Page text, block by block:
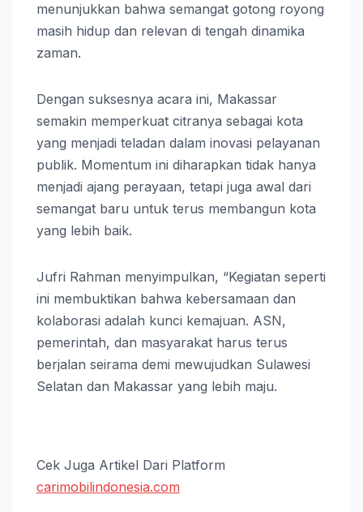
menunjukkan bahwa semangat gotong royong
masih hidup dan relevan di tengah dinamika
zaman.
Dengan suksesnya acara ini, Makassar
semakin memperkuat citranya sebagai kota
yang menjadi teladan dalam inovasi pelayanan
publik. Momentum ini diharapkan tidak hanya
menjadi ajang perayaan, tetapi juga awal dari
semangat baru untuk terus membangun kota
yang lebih baik.
Jufri Rahman menyimpulkan, “Kegiatan seperti
ini membuktikan bahwa kebersamaan dan
kolaborasi adalah kunci kemajuan. ASN,
pemerintah, dan masyarakat harus terus
berjalan seirama demi mewujudkan Sulawesi
Selatan dan Makassar yang lebih maju.
Cek Juga Artikel Dari Platform
carimobilindonesia.com